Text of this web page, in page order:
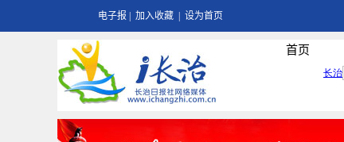
电子报 加入收藏 设为首页
首页